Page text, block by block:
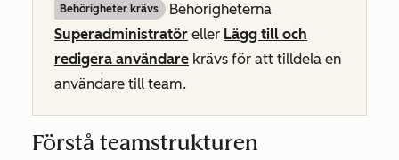
Behörigheter krävs
Behörigheterna
Superadministratör eller Lägg till och
redigera användare krävs för att tilldela en
användare till team.
Förstå teamstrukturen